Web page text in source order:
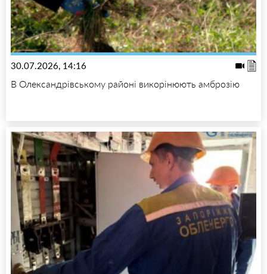
30.07.2026, 14:16
В Олександрівському районі викорінюють амброзію